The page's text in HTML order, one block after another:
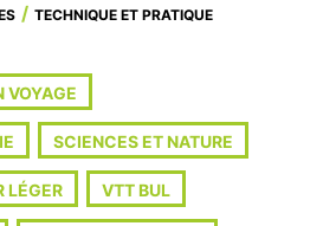
TECHNIQUE ET PRATIQUE
VOYAGE
SCIENCES ET NATURE
LÉGER VTT BUL